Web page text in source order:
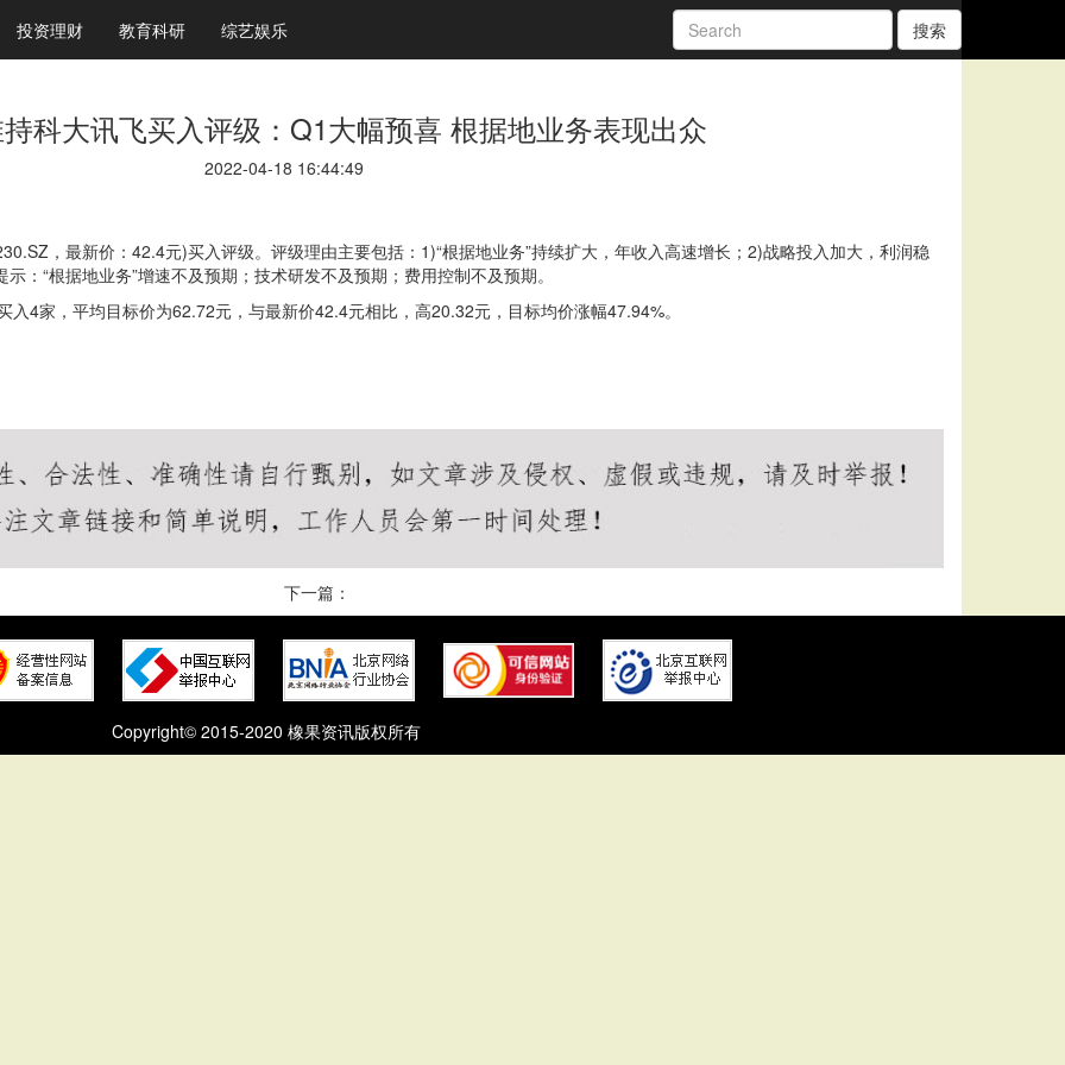
投资理财 教育科研 综艺娱乐 搜索
科大讯飞买入评级：Q1大幅预喜 根据地业务表现出众
2022-04-18 16:44:49
，最新价：42.4元)买入评级。评级理由主要包括：1)“根据地业务”持续扩大，年收入高速增长；2)战略投入加大，利润稳
：“根据地业务”增速不及预期；技术研发不及预期；费用控制不及预期。
家，平均目标价为62.72元，与最新价42.4元相比，高20.32元，目标均价涨幅47.94%。
下一篇：
Copyright© 2015-2020 橡果资讯版权所有